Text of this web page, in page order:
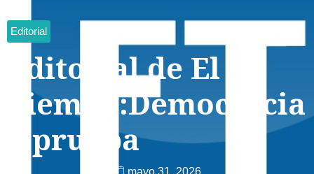
Editorial
Editorial de El
Tiempo:Democracia
a prueba
mayo 31, 2026